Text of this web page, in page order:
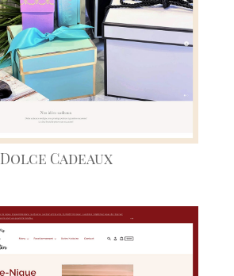
Dolce Cadeaux